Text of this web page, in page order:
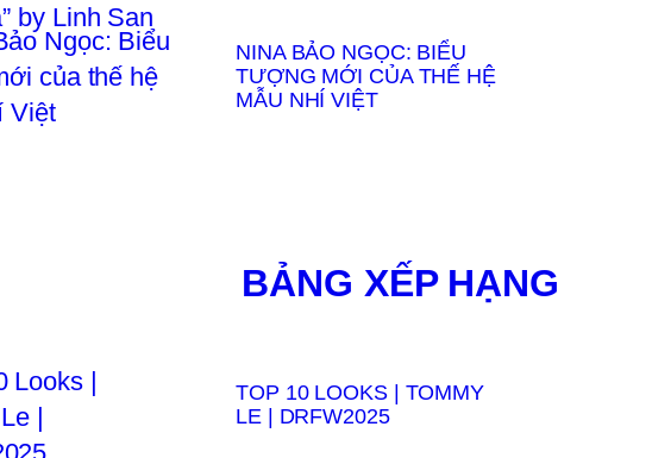
NINA BẢO NGỌC: BIỂU
TƯỢNG MỚI CỦA THẾ HỆ
MẪU NHÍ VIỆT
BẢNG XẾP HẠNG
TOP 10 LOOKS | TOMMY
LE | DRFW2025